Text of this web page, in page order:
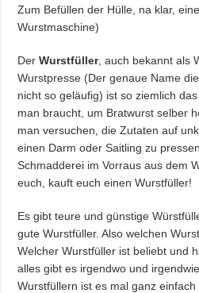
Zum Befüllen der Hülle, na klar,
Wurstmaschine)
DerWurstfüller, auch bekannt als
Wurstpresse (Der genaue Name
nicht so geläufig) ist so ziemlich
man braucht, um Bratwurst selber
man versuchen, die Zutaten auf
einen Darm oder Saitling zu
Schmadderei im Vorraus aus dem
euch, kauft euch einen Wurstfüller!
Es gibt teure und günstige
gute Wurstfüller. Also welchen
Welcher Wurstfüller ist beliebt und
alles gibt es irgendwo und
Wurstfüllern ist es mal ganz